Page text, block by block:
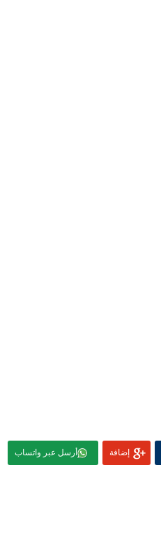
إضافة أرسل عبر واتساب